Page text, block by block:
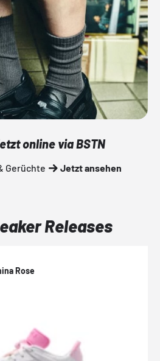
online via BSTN
Gerüchte Jetzt ansehen
Releases
Rose